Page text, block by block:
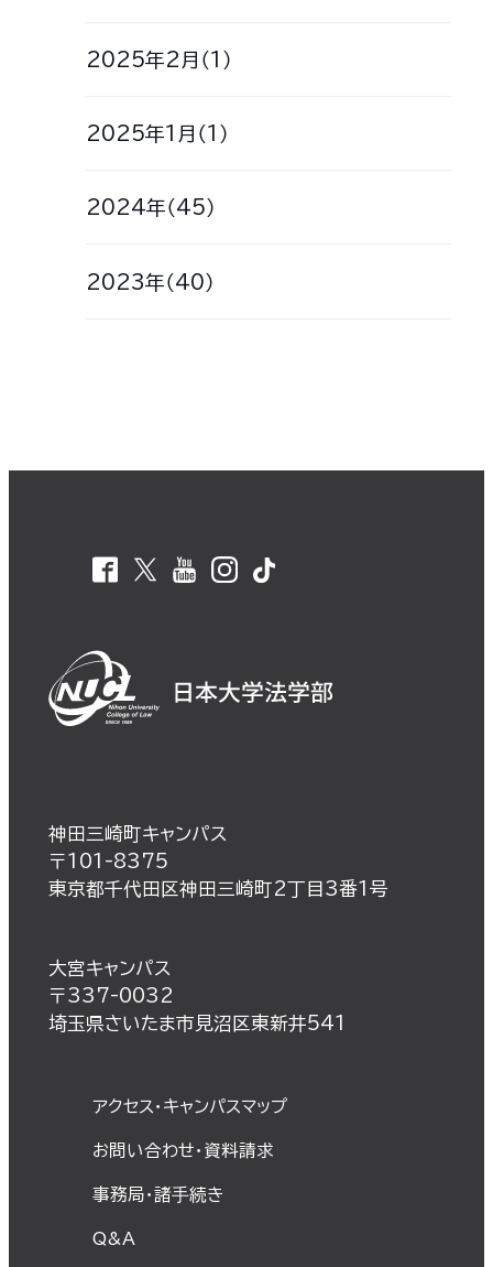
2025年2月（1）
2025年1月（1）
2024年（45）
2023年（40）
神田三崎町キャンパス
〒101-8375
東京都千代田区神田三崎町2丁目3番1号
大宮キャンパス
〒337-0032
埼玉県さいたま市見沼区東新井541
アクセス・キャンパスマップ
お問い合わせ・資料請求
事務局・諸⼿続き
Q&A